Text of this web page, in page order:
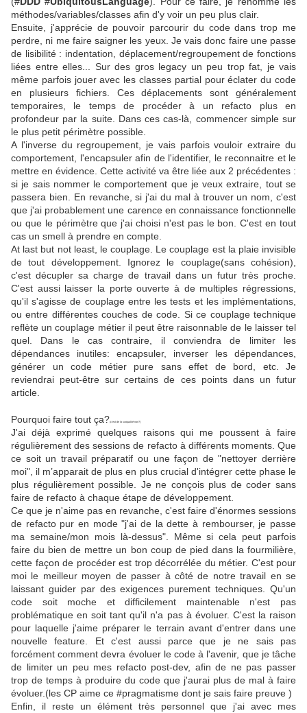
méthodes/variables/classes afin d'y voir un peu plus clair.
Ensuite, j'apprécie de pouvoir parcourir du code dans trop me
perdre, ni me faire saigner les yeux. Je vais donc faire une passe
de lisibilité : indentation, déplacement/regroupement de fonctions
liées entre elles... Sur des gros legacy un peu trop fat, je vais
même parfois jouer avec les classes partial pour éclater du code
en plusieurs fichiers. Ces déplacements sont généralement
temporaires, le temps de procéder à un refacto plus en
profondeur par la suite. Dans ces cas-là, commencer simple sur
le plus petit périmètre possible.
A l'inverse du regroupement, je vais parfois vouloir extraire du
comportement, l'encapsuler afin de l'identifier, le reconnaitre et le
mettre en évidence. Cette activité va être liée aux 2 précédentes :
si je sais nommer le comportement que je veux extraire, tout se
passera bien. En revanche, si j'ai du mal à trouver un nom, c'est
que j'ai probablement une carence en connaissance fonctionnelle
ou que le périmètre que j'ai choisi n'est pas le bon. C'est en tout
cas un smell à prendre en compte.
At last but not least, le couplage. Le couplage est la plaie invisible
de tout développement. Ignorez le couplage(sans cohésion),
c'est décupler sa charge de travail dans un futur très proche.
C'est aussi laisser la porte ouverte à de multiples régressions,
qu'il s'agisse de couplage entre les tests et les implémentations,
ou entre différentes couches de code. Si ce couplage technique
reflète un couplage métier il peut être raisonnable de le laisser tel
quel. Dans le cas contraire, il conviendra de limiter les
dépendances inutiles: encapsuler, inverser les dépendances,
générer un code métier pure sans effet de bord, etc. Je
reviendrai peut-être sur certains de ces points dans un futur
article.
Pourquoi faire tout ça?(c'est de la surqualité non?)
J'ai déjà exprimé quelques raisons qui me poussent à faire
régulièrement des sessions de refacto à différents moments. Que
ce soit un travail préparatif ou une façon de "nettoyer derrière
moi", il m’apparait de plus en plus crucial d'intégrer cette phase le
plus régulièrement possible. Je ne conçois plus de coder sans
faire de refacto à chaque étape de développement.
Ce que je n'aime pas en revanche, c'est faire d'énormes sessions
de refacto pur en mode "j'ai de la dette à rembourser, je passe
ma semaine/mon mois là-dessus". Même si cela peut parfois
faire du bien de mettre un bon coup de pied dans la fourmilière,
cette façon de procéder est trop décorrélée du métier. C'est pour
moi le meilleur moyen de passer à côté de notre travail en se
laissant guider par des exigences purement techniques. Qu'un
code soit moche et difficilement maintenable n'est pas
problématique en soit tant qu'il n'a pas à évoluer. C'est la raison
pour laquelle j'aime préparer le terrain avant d'entrer dans une
nouvelle feature. Et c'est aussi parce que je ne sais pas
forcément comment devra évoluer le code à l'avenir, que je tâche
de limiter un peu mes refacto post-dev, afin de ne pas passer
trop de temps à produire du code que j'aurai plus de mal à faire
évoluer.(les CP aime ce #pragmatisme dont je sais faire preuve )
Enfin, il reste un élément très personnel que j'ai avec mes